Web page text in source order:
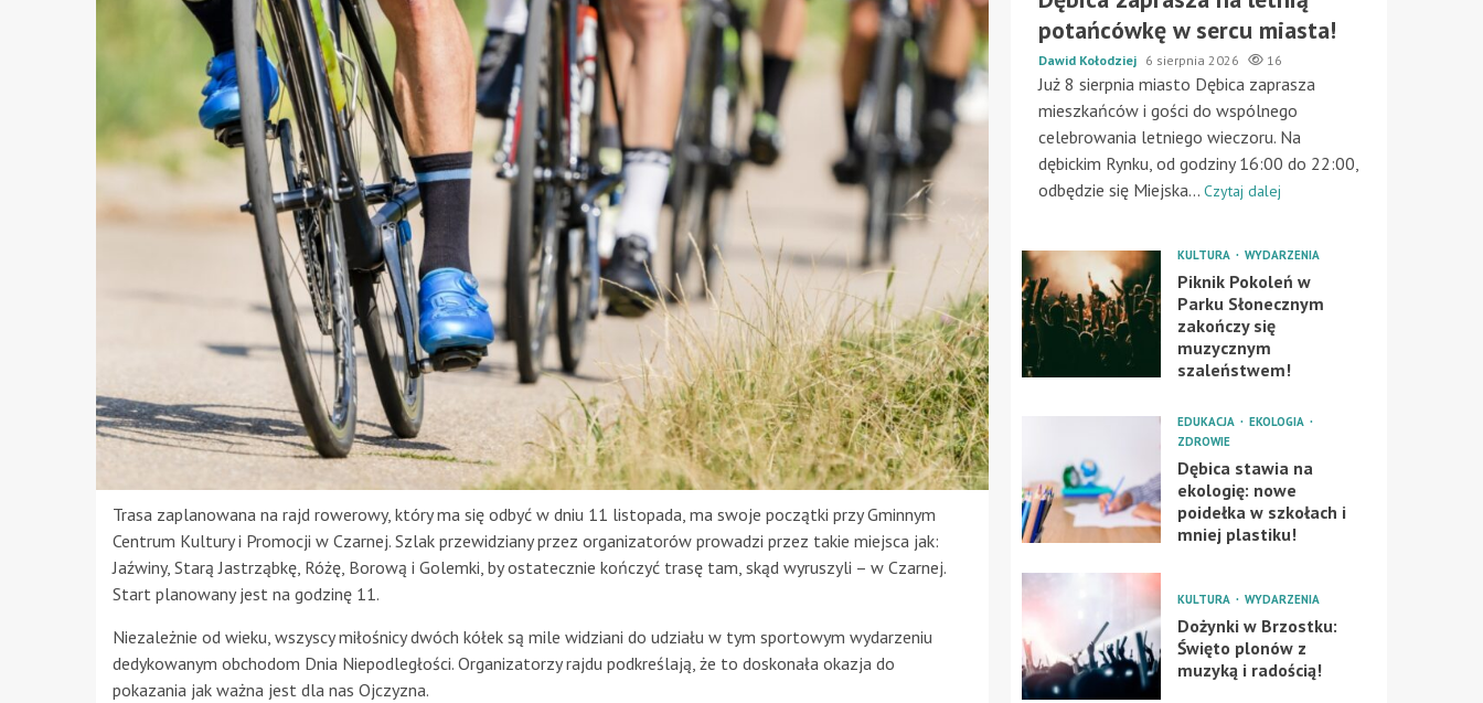
Trasa zaplanowana na rajd rowerowy, który ma się odbyć w dniu 11 listopada, ma swoje początki przy Gminnym
Centrum Kultury i Promocji w Czarnej. Szlak przewidziany przez organizatorów prowadzi przez takie miejsca jak:
Jaźwiny, Starą Jastrząbkę, Różę, Borową i Golemki, by ostatecznie kończyć trasę tam, skąd wyruszyli – w Czarnej.
Start planowany jest na godzinę 11.
Niezależnie od wieku, wszyscy miłośnicy dwóch kółek są mile widziani do udziału w tym sportowym wydarzeniu
dedykowanym obchodom Dnia Niepodległości. Organizatorzy rajdu podkreślają, że to doskonała okazja do
pokazania jak ważna jest dla nas Ojczyzna.
potańcówkę w sercu miasta!
Dawid Kołodziej 6 sierpnia 2026 16
Już 8 sierpnia miasto Dębica zaprasza
mieszkańców i gości do wspólnego
celebrowania letniego wieczoru. Na
dębickim Rynku, od godziny 16:00 do 22:00,
odbędzie się Miejska... Czytaj dalej
KULTURA WYDARZENIA
Piknik Pokoleń w
Parku Słonecznym
zakończy się
muzycznym
szaleństwem!
EDUKACJA
EKOLOGIA
ZDROWIE
Dębica stawia na
ekologię: nowe
poidełka w szkołach i
mniej plastiku!
KULTURA WYDARZENIA
Dożynki w Brzostku:
Święto plonów z
muzyką i radością!